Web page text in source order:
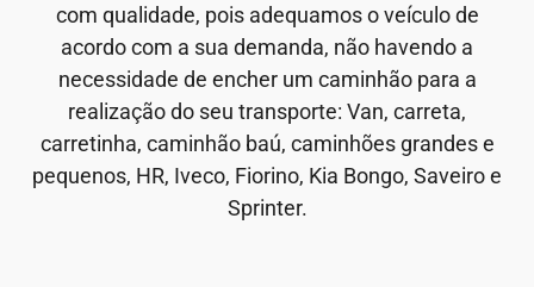
com qualidade, pois adequamos o veículo de
acordo com a sua demanda, não havendo a
necessidade de encher um caminhão para a
realização do seu transporte: Van, carreta,
carretinha, caminhão baú, caminhões grandes e
pequenos, HR, Iveco, Fiorino, Kia Bongo, Saveiro e
Sprinter.